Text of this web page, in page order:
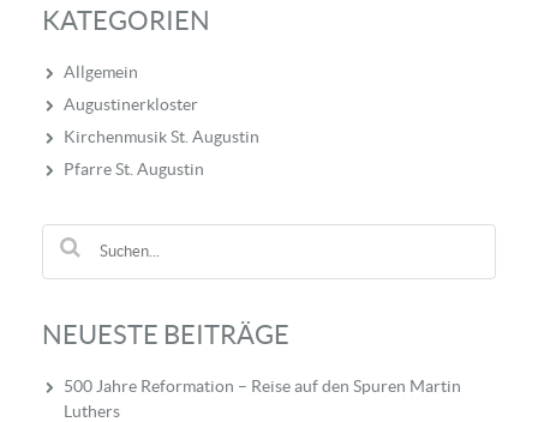
KATEGORIEN
Allgemein
Augustinerkloster
Kirchenmusik St. Augustin
Pfarre St. Augustin
NEUESTE BEITRÄGE
500 Jahre Reformation – Reise auf den Spuren Martin
Luthers